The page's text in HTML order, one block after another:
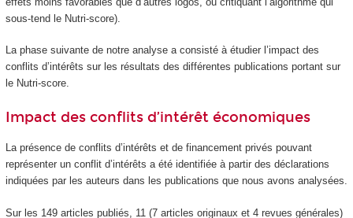
sous-tend le Nutri-score).
La phase suivante de notre analyse a consisté à étudier l’impact des
conflits d’intérêts sur les résultats des différentes publications portant sur
le Nutri-score.
Impact des conflits d’intérêt économiques
La présence de conflits d’intérêts et de financement privés pouvant
représenter un conflit d’intérêts a été identifiée à partir des déclarations
indiquées par les auteurs dans les publications que nous avons analysées.
Sur les 149 articles publiés, 11 (7 articles originaux et 4 revues générales)